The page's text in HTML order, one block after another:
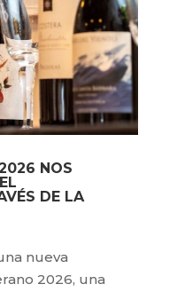
NOS
DE LA
nueva
2026, una